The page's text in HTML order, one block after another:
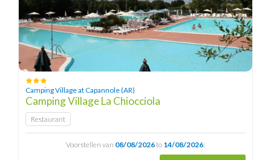
Camping Village at Capannole (AR)
Camping Village La Chiocciola
Restaurant
Voorstellen van 08/08/2026to 14/08/2026: